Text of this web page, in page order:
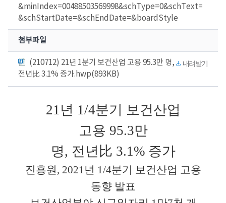
&minIndex=00488503569998&schType=0&schText=
&schStartDate=&schEndDate=&boardStyle
첨부파일
(210712) 21년 1분기 보건산업 고용 95.3만 명,
전년比 3.1% 증가.hwp(893KB)
내려받기
21 년 1/4분기 보건산업
고용 95.3만
명, 전년 比 3.1% 증가
진흥원, 2021 년 1/4분기 보건산업 고용
동향 발표